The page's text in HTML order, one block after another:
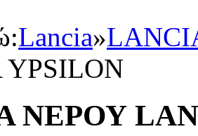
Lancia»
ΝΕΡΟΥ